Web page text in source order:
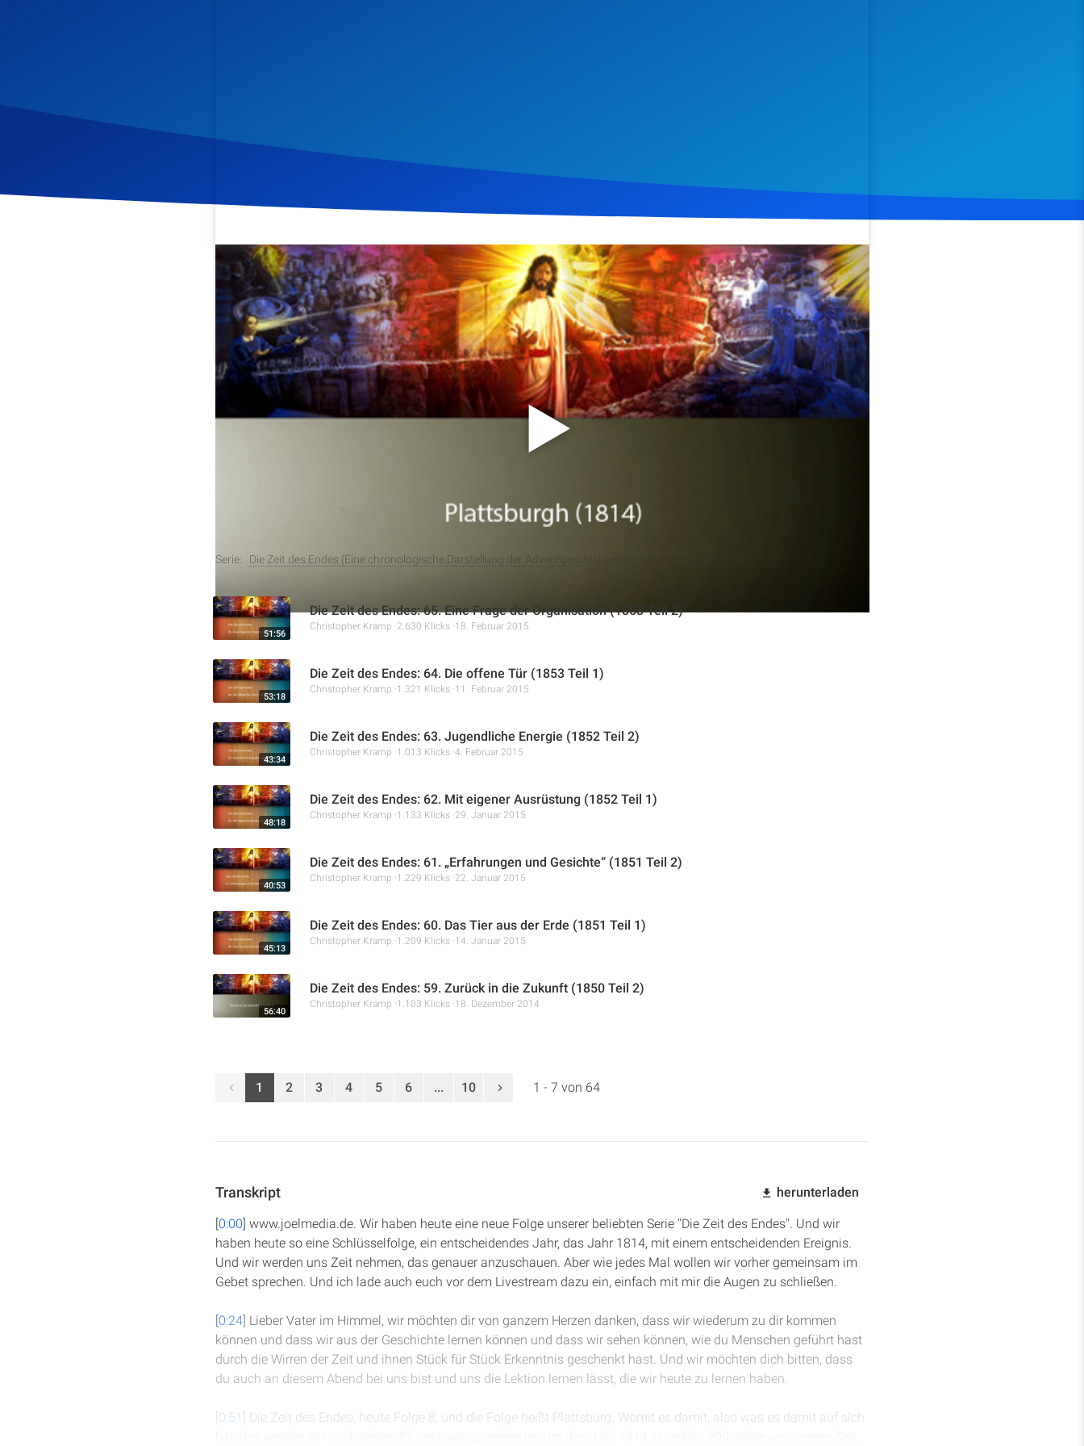
Veröffentlicht am 8. April 2013 1.073Klicks Download Teilen
In dieser Folge von „Die Zeit des Endes“ wird das Jahr 1814 beleuchtet, ein entscheidendes Jahr im napoleonischen
Zeitalter und im Krieg von 1812. Der Vortrag schildert die militärischen und politischen Umwälzungen in Europa,
Napoleons Niedergang und die Rückkehr der Monarchien. Gleichzeitig wird die Rolle von William Miller im Krieg
gegen Kanada und die bedeutende Schlacht von Plattsburg detailliert dargestellt. Darüber hinaus werden
interessante Entwicklungen in der prophetischen Auslegung und religiösen Bewegungen der Zeit thematisiert.
Serie: Die Zeit des Endes (Eine chronologische Darstellung der Adventgeschichte von 1798 bis in die 1850er)
51:56
Die Zeit des Endes: 65. Eine Frage der Organisation (1853 Teil 2)
Christopher Kramp 2.630 Klicks 18. Februar 2015
53:18
Die Zeit des Endes: 64. Die offene Tür (1853 Teil 1)
Christopher Kramp 1.321 Klicks 11. Februar 2015
43:34
Die Zeit des Endes: 63. Jugendliche Energie (1852 Teil 2)
Christopher Kramp 1.013 Klicks 4. Februar 2015
48:18
Die Zeit des Endes: 62. Mit eigener Ausrüstung (1852 Teil 1)
Christopher Kramp 1.133 Klicks 29. Januar 2015
40:53
Die Zeit des Endes: 61. „Erfahrungen und Gesichte“ (1851 Teil 2)
Christopher Kramp 1.229 Klicks 22. Januar 2015
45:13
Die Zeit des Endes: 60. Das Tier aus der Erde (1851 Teil 1)
Christopher Kramp 1.209 Klicks 14. Januar 2015
56:40
Die Zeit des Endes: 59. Zurück in die Zukunft (1850 Teil 2)
Christopher Kramp 1.103 Klicks 18. Dezember 2014
1 2 3 4 5 6 ... 10 1 - 7 von 64
Transkript herunterladen
[0:00] www.joelmedia.de. Wir haben heute eine neue Folge unserer beliebten Serie "Die Zeit des Endes". Und wir
haben heute so eine Schlüsselfolge, ein entscheidendes Jahr, das Jahr 1814, mit einem entscheidenden Ereignis.
Und wir werden uns Zeit nehmen, das genauer anzuschauen. Aber wie jedes Mal wollen wir vorher gemeinsam im
Gebet sprechen. Und ich lade auch euch vor dem Livestream dazu ein, einfach mit mir die Augen zu schließen.
[0:24] Lieber Vater im Himmel, wir möchten dir von ganzem Herzen danken, dass wir wiederum zu dir kommen
können und dass wir aus der Geschichte lernen können und dass wir sehen können, wie du Menschen geführt hast
durch die Wirren der Zeit und ihnen Stück für Stück Erkenntnis geschenkt hast. Und wir möchten dich bitten, dass
du auch an diesem Abend bei uns bist und uns die Lektion lernen lässt, die wir heute zu lernen haben.
[0:51 ] Die Zeit des Endes, heute Folge 8, und die Folge heißt Plattsburg. Womit es damit, also was es damit auf sich